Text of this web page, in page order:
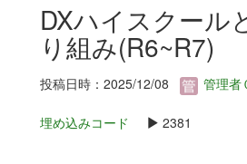
DXハイスクール
り組み(R6~R7)
投稿日時：2025/12/08 管理者
埋め込みコード 2381